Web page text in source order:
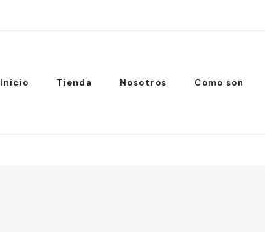
Inicio Tienda Nosotros Como son